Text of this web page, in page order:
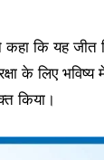
कि यह
के लिए
किया।